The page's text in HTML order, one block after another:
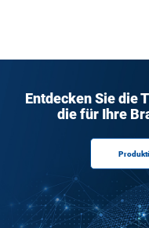
Entdecken Sie die
die für Ihre